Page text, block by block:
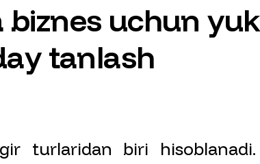
biznes uchun yuk
ay tanlash
turlaridan biri